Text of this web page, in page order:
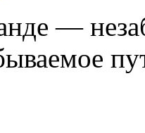
—